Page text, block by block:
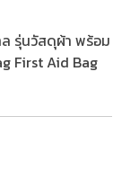
ล รุ่นวัสดุผ้า พร้อม
First Aid Bag